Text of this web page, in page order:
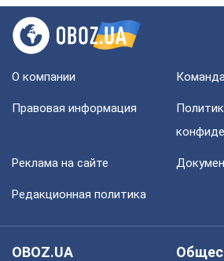
О компании
Правовая информация
Реклама на сайте
Редакционная политика
OBOZ.UA